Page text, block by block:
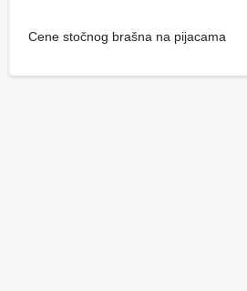
Cene stočnog brašna na pijacama